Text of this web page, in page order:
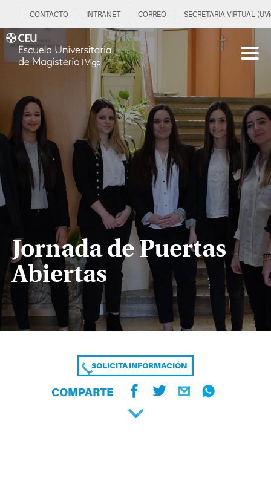
CONTACTO INTRANET CORREO SECRETARIA VIRTUAL
Jornada de Puertas
Abiertas
SOLICITA INFORMACIÓN
COMPARTE